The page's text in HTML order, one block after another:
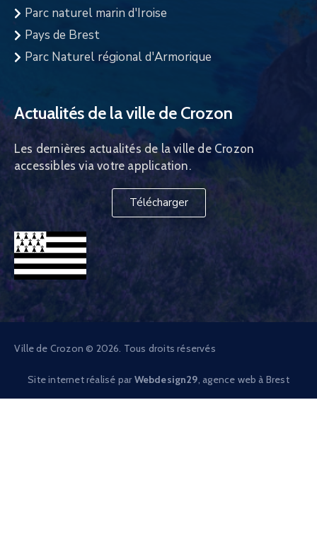
Parc naturel marin d'Iroise
Pays de Brest
Parc Naturel régional d'Armorique
Actualités de la ville de Crozon
Les dernières actualités de la ville de Crozon
accessibles via votre application.
Télécharger
Ville de Crozon © 2026. Tous droits réservés
Site internet réalisé par Webdesign29 , agence web à Brest